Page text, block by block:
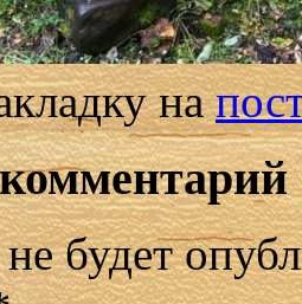
на
будет